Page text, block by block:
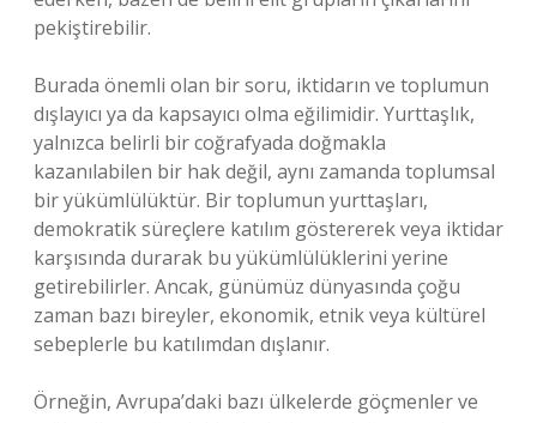
pekiştirebilir.
Burada önemli olan bir soru, iktidarın ve toplumun
dışlayıcı ya da kapsayıcı olma eğilimidir. Yurttaşlık,
yalnızca belirli bir coğrafyada doğmakla
kazanılabilen bir hak değil, aynı zamanda toplumsal
bir yükümlülüktür. Bir toplumun yurttaşları,
demokratik süreçlere katılım göstererek veya iktidar
karşısında durarak bu yükümlülüklerini yerine
getirebilirler. Ancak, günümüz dünyasında çoğu
zaman bazı bireyler, ekonomik, etnik veya kültürel
sebeplerle bu katılımdan dışlanır.
Örneğin, Avrupa’daki bazı ülkelerde göçmenler ve